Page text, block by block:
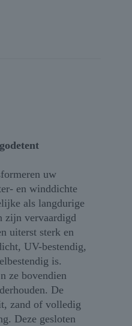
uw
en winddichte
als langdurige
zijn vervaardigd
uiterst sterk en
UV-bestendig,
is.
ze bovendien
De
zand of volledig
Deze gesloten